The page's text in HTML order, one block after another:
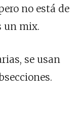
no está de
un mix.
se usan